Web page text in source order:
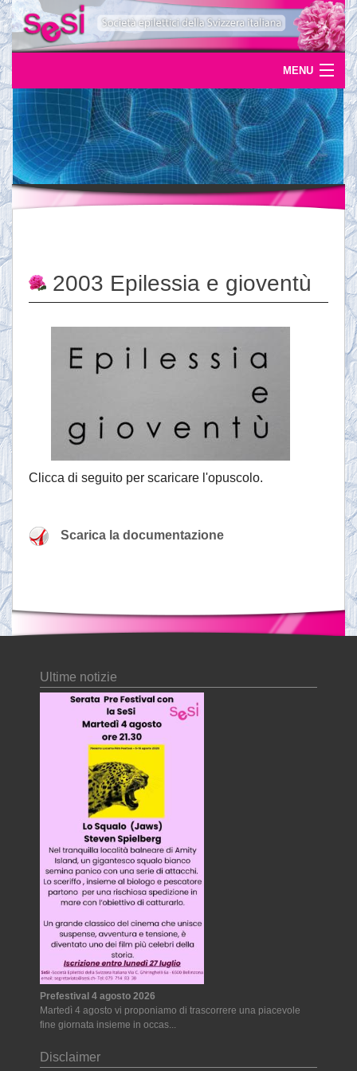
MENU
Home
Uscite
Eventi
News
Servizi
Ordinazioni
2003 Epilessia e gioventù
Clicca di seguito per scaricare l'opuscolo.
Scarica la documentazione
Ultime notizie
Prefestival 4 agosto 2026
Martedì 4 agosto vi proponiamo di trascorrere una piacevole
fine giornata insieme in occas...
Disclaimer